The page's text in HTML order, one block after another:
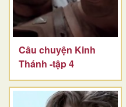
Câu chuyện Kinh
Thánh -tập 4